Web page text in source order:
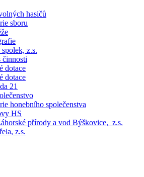
hasičů
sboru
z.s.
činnosti
dotace
dotace
21
honebního společenstva
HS
přírody a vod Býškovice, z.s.
z.s.